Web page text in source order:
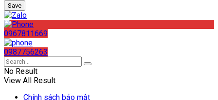
0967811669
0987756263
No Result
View All Result
Chính sách bảo mật